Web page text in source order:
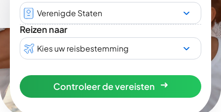
Verenigde Staten
Reizen naar
Kies uw reisbestemming
Controleer de vereisten